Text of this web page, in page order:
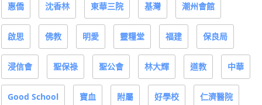
惠僑 沈香林 東華三院 基灣 潮州會館
啟思 佛教 明愛 靈糧堂 福建 保良局
浸信會 聖保祿 聖公會 林大輝 道教 中華
Good School 寶血 附屬 好學校 仁濟醫院